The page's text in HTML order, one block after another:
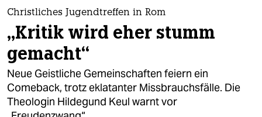
themen
politik
öko
gesellschaft
Christliches Jugendtreffen in Rom
„Kritik wird eher stumm
gemacht“
Neue Geistliche Gemeinschaften feiern ein
Comeback, trotz eklatanter Missbrauchsfälle. Die
Theologin Hildegund Keul warnt vor